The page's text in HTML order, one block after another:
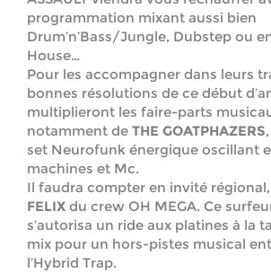
programmation mixant aussi bien
Drum’n’Bass/Jungle, Dubstep ou
House…
Pour les accompagner dans leurs
bonnes résolutions de ce début
multiplieront les faire-parts
notamment de THE GOATPHAZERS
set Neurofunk énergique oscillant
machines et Mc.
Il faudra compter en invité
FELIX du crew OH MEGA. Ce
s’autorisa un ride aux platines à la
mix pour un hors-pistes musical
l’Hybrid Trap.